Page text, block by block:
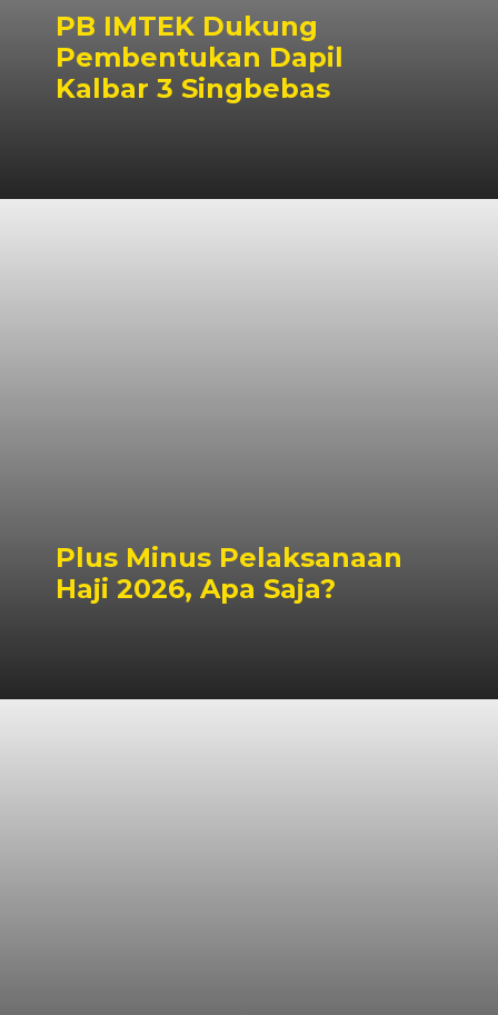
PB IMTEK Dukung
Pembentukan Dapil
Kalbar 3 Singbebas
Plus Minus Pelaksanaan
Haji 2026, Apa Saja?